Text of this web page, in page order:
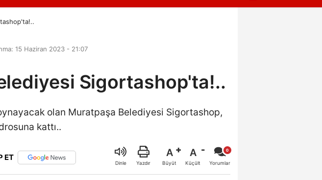
15 Haziran 2023 - 21:07
Sigortashop'ta!..
olan Muratpaşa Belediyesi Sigortashop,
kattı..
ET
Dinle Yazdır
A
Büyüt
A
Küçült Yorumlar